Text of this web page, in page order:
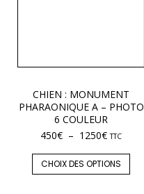
CHIEN : MONUMENT
PHARAONIQUE A – PHOTO
6 COULEUR
450€ – 1250€ TTC
CHOIX DES OPTIONS